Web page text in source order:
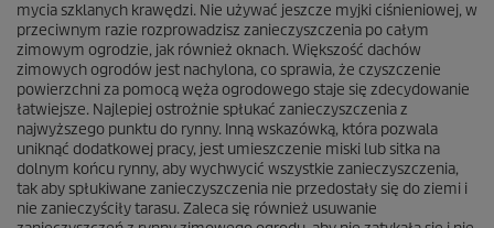
mycia szklanych krawędzi. Nie używać jeszcze myjki ciśnieniowej, w
przeciwnym razie rozprowadzisz zanieczyszczenia po całym
zimowym ogrodzie, jak również oknach. Większość dachów
zimowych ogrodów jest nachylona, co sprawia, że czyszczenie
powierzchni za pomocą węża ogrodowego staje się zdecydowanie
łatwiejsze. Najlepiej ostrożnie spłukać zanieczyszczenia z
najwyższego punktu do rynny. Inną wskazówką, która pozwala
uniknąć dodatkowej pracy, jest umieszczenie miski lub sitka na
dolnym końcu rynny, aby wychwycić wszystkie zanieczyszczenia,
tak aby spłukiwane zanieczyszczenia nie przedostały się do ziemi i
nie zanieczyściły tarasu. Zaleca się również usuwanie